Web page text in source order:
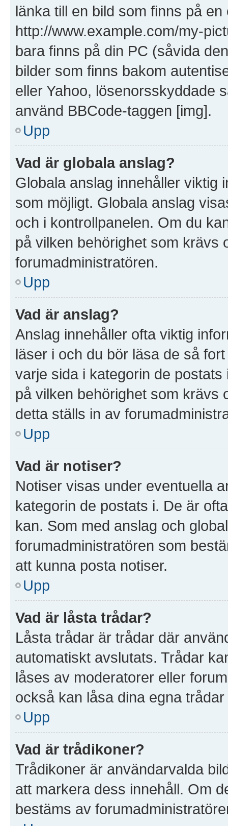
länka till en bild som finns på
http://www.example.com/my-
bara finns på din PC (såvida
bilder som finns bakom
eller Yahoo, lösenorsskyddade
använd BBCode-taggen [img].
Upp
Vad är globala anslag?
Globala anslag innehåller viktig
som möjligt. Globala anslag
och i kontrollpanelen. Om du
på vilken behörighet som krävs
forumadministratören.
Upp
Vad är anslag?
Anslag innehåller ofta viktig
läser i och du bör läsa de så
varje sida i kategorin de
på vilken behörighet som krävs
detta ställs in av
Upp
Vad är notiser?
Notiser visas under eventuella
kategorin de postats i. De är
kan. Som med anslag och
forumadministratören som
att kunna posta notiser.
Upp
Vad är låsta trådar?
Låsta trådar är trådar där
automatiskt avslutats. Trådar
låses av moderatorer eller
också kan låsa dina egna
Upp
Vad är trådikoner?
Trådikoner är användarvalda
att markera dess innehåll. Om
bestäms av